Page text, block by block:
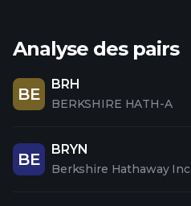
Analyse des pairs
BE
BRH
BERKSHIRE HATH-A
BE
BRYN
Berkshire Hathaway Inc